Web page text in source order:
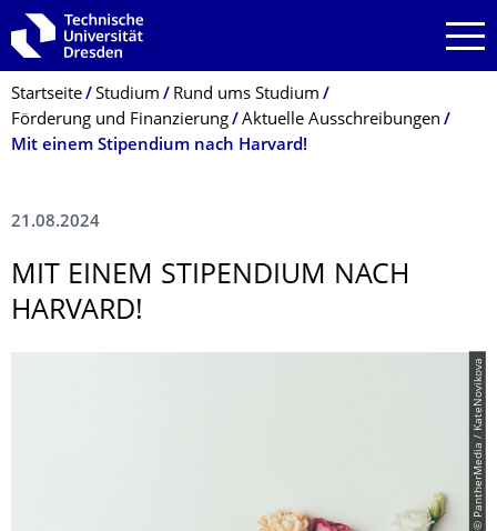
Zur Hauptnavigation springen
Zur Suche springen
Zum Inhalt springen
Breadcrumb-Menü
Startseite Studium
Rund ums Studium
Förderung und Finanzierung
Aktuelle Ausschreibungen
Mit einem Stipendium nach Harvard!
21.08.2024
MIT EINEM STIPENDIUM NACH
HARVARD!
© PantherMedia / KateNovikova